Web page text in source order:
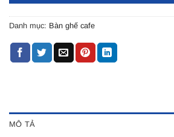
Danh mục: Bàn ghế cafe
MÔ TẢ